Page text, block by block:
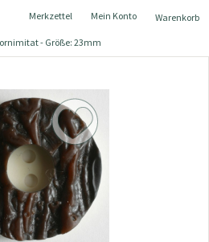
Warenkorb
Merkzettel Mein Konto
- Größe: 23mm